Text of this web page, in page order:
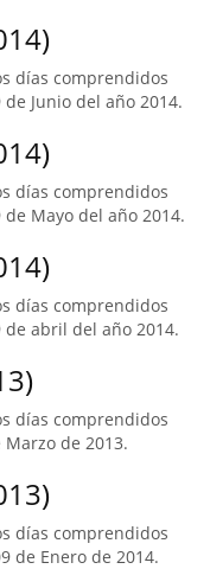
días comprendidos
Junio del año 2014.
días comprendidos
Mayo del año 2014.
días comprendidos
abril del año 2014.
días comprendidos
de 2013.
días comprendidos
de Enero de 2014.